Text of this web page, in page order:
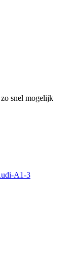
snel mogelijk